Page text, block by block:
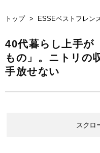
トップ ESSEベストフレン
40代暮らし上手が
もの」。ニトリの
手放せない
スクロ